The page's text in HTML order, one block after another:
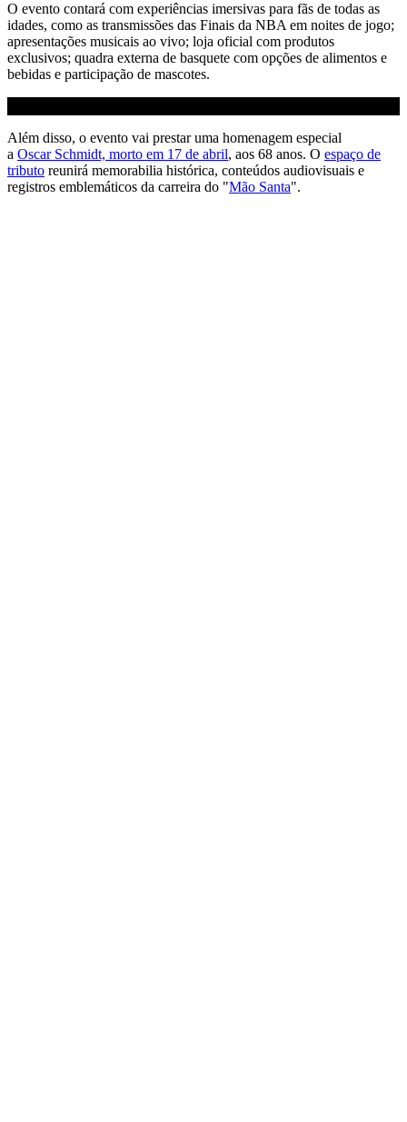
O evento contará com experiências imersivas para fãs de todas as
idades, como as transmissões das Finais da NBA em noites de jogo;
apresentações musicais ao vivo; loja oficial com produtos
exclusivos; quadra externa de basquete com opções de alimentos e
bebidas e participação de mascotes.
Além disso, o evento vai prestar uma homenagem especial
a OscarSchmidt, morto em 17 de abril, aos 68 anos. O espaço de
tributo reunirá memorabilia histórica, conteúdos audiovisuais e
registros emblemáticos da carreira do "Mão Santa".